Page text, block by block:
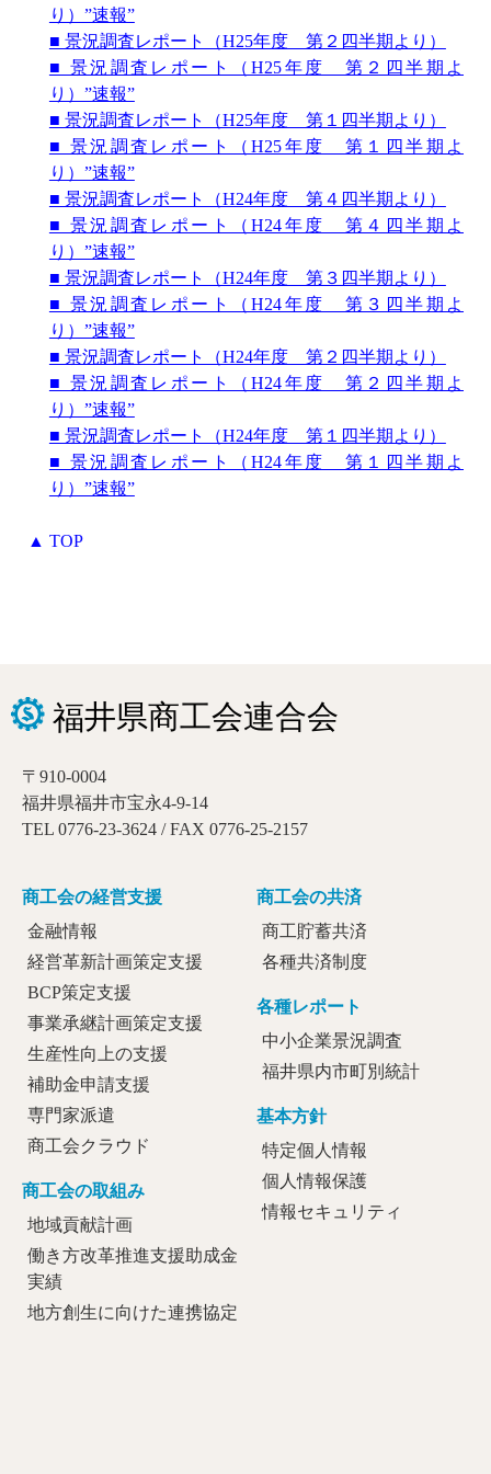
り）”速報”
■ 景況調査レポート（H25年度 第２四半期より）
■ 景況調査レポート（H25年度 第２四半期よ
り）”速報”
■ 景況調査レポート（H25年度 第１四半期より）
■ 景況調査レポート（H25年度 第１四半期よ
り）”速報”
■ 景況調査レポート（H24年度 第４四半期より）
■ 景況調査レポート（H24年度 第４四半期よ
り）”速報”
■ 景況調査レポート（H24年度 第３四半期より）
■ 景況調査レポート（H24年度 第３四半期よ
り）”速報”
■ 景況調査レポート（H24年度 第２四半期より）
■ 景況調査レポート（H24年度 第２四半期よ
り）”速報”
■ 景況調査レポート（H24年度 第１四半期より）
■ 景況調査レポート（H24年度 第１四半期よ
り）”速報”
▲ TOP
〒910-0004
福井県福井市宝永4-9-14
TEL 0776-23-3624 / FAX 0776-25-2157
商工会の経営支援
金融情報
経営革新計画策定支援
BCP策定支援
事業承継計画策定支援
生産性向上の支援
補助金申請支援
専門家派遣
商工会クラウド
商工会の取組み
地域貢献計画
働き方改革推進支援助成金
実績
地方創生に向けた連携協定
商工会の共済
商工貯蓄共済
各種共済制度
各種レポート
中小企業景況調査
福井県内市町別統計
基本方針
特定個人情報
個人情報保護
情報セキュリティ